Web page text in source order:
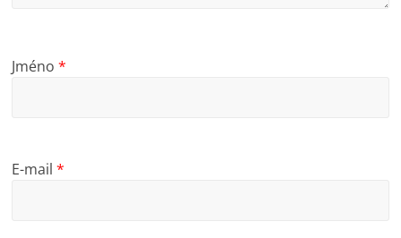
Jméno*
E-mail*